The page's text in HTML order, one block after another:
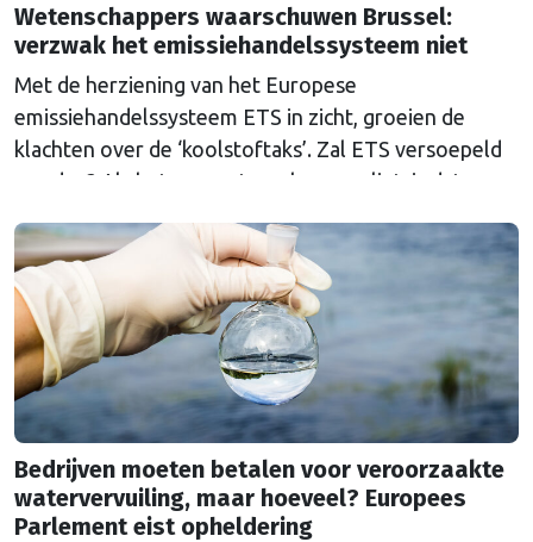
Wetenschappers waarschuwen Brussel:
verzwak het emissiehandelssysteem niet
Met de herziening van het Europese
emissiehandelssysteem ETS in zicht, groeien de
klachten over de ‘koolstoftaks’. Zal ETS versoepeld
worden? Als het aan wetenschappers ligt, is dat een
Bedrijven moeten betalen voor veroorzaakte
watervervuiling, maar hoeveel? Europees
Parlement eist opheldering